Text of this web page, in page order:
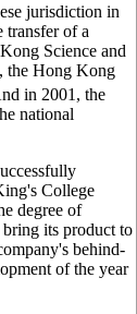
jurisdiction in
transfer of a
Science and
the Hong Kong
in 2001, the
national
College
degree of
its product to
behind-
of the year